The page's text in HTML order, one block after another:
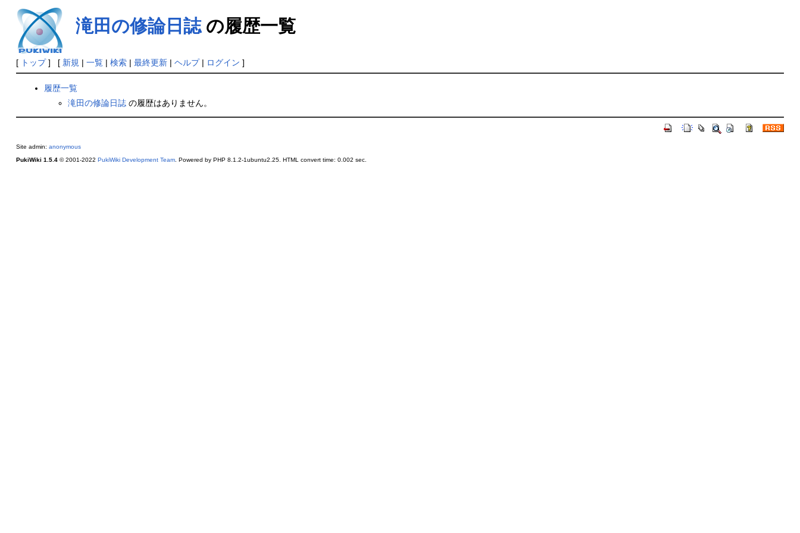
滝田の修論日誌の履歴一覧
[ トップ] [ 新規 | 一覧| 検索| 最終更新| ヘルプ| ログイン ]
履歴一覧
滝田の修論日誌 の履歴はありません。
Site admin: anonymous
PukiWiki 1.5.4© 2001-2022 PukiWiki Development Team. Powered by PHP 8.1.2-1ubuntu2.25. HTML convert time: 0.002 sec.